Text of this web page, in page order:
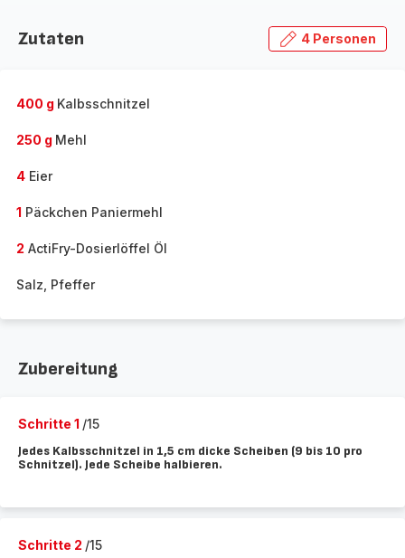
Zutaten 4 Personen
400 g Kalbsschnitzel
250 g Mehl
4 Eier
1 Päckchen Paniermehl
2 ActiFry-Dosierlöffel Öl
Salz, Pfeffer
Zubereitung
Schritte 1 /15
Jedes Kalbsschnitzel in 1,5 cm dicke Scheiben (9 bis 10 pro
Schnitzel). Jede Scheibe halbieren.
Schritte 2 /15